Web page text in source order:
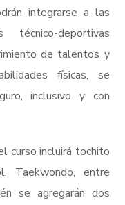
integrarse a las
deportivas
de talentos y
físicas, se
inclusivo y con
curso incluirá tochito
Taekwondo, entre
se agregarán dos